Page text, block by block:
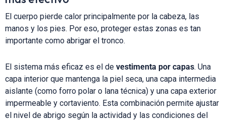
El cuerpo pierde calor principalmente por la cabeza, las
manos y los pies. Por eso, proteger estas zonas es tan
importante como abrigar el tronco.
El sistema más eficaz es el de vestimenta por capas. Una
capa interior que mantenga la piel seca, una capa intermedia
aislante (como forro polar o lana técnica) y una capa exterior
impermeable y cortaviento. Esta combinación permite ajustar
el nivel de abrigo según la actividad y las condiciones del